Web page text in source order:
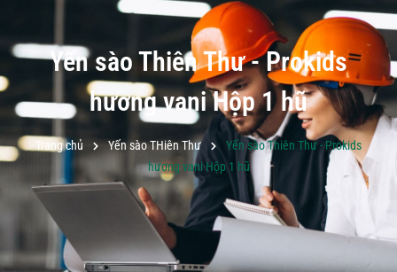
Yến sào Thiên Thư - Prokids
hương vani Hộp 1 hũ
Trang chủ Yến sào THiên Thư
Yến sào Thiên Thư - Prokids
hương vani Hộp 1 hũ